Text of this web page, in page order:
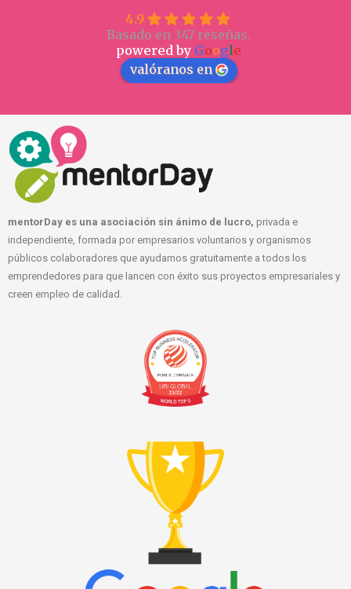
4.9
Basado en 347 reseñas.
powered by Google
valóranos en
mentorDay es una asociación sin ánimo de lucro, privada e
independiente, formada por empresarios voluntarios y organismos
públicos colaboradores que ayudamos gratuitamente a todos los
emprendedores para que lancen con éxito sus proyectos empresariales y
creen empleo de calidad.